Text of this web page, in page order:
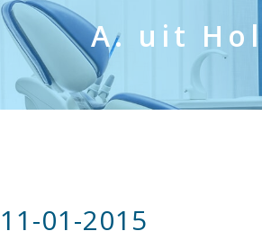
A. uit
01-2015